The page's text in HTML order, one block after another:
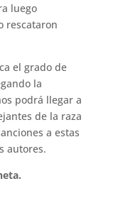
luego
rescataron
el grado de
la
podrá llegar a
de la raza
a estas
autores.